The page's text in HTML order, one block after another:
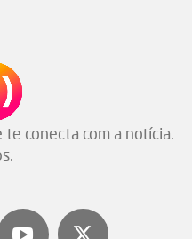
conecta com a notícia.